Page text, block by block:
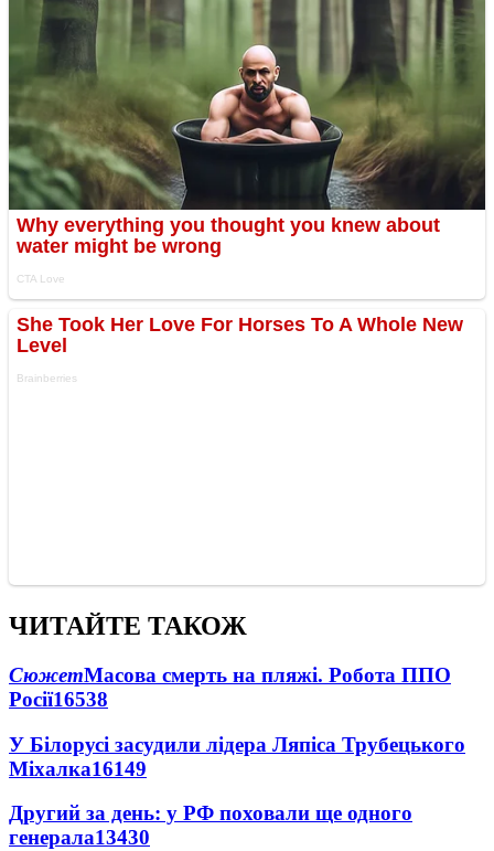
ЧИТАЙТЕ ТАКОЖ
СюжетМасова смерть на пляжі. Робота ППО
Росії16538
У Білорусі засудили лідера Ляпіса Трубецького
Міхалка16149
Другий за день: у РФ поховали ще одного
генерала13430